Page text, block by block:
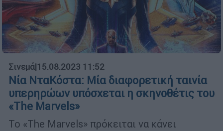
Σινεμά|15.08.2023 11:52
Νία ΝταΚόστα: Μία διαφορετική ταινία
υπερηρώων υπόσχεται η σκηνοθέτις του
«The Marvels»
Το «The Marvels» πρόκειται να κάνει